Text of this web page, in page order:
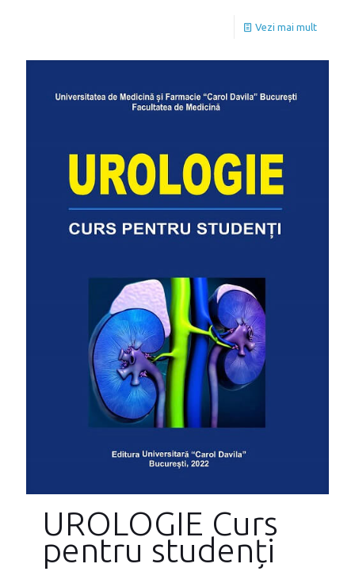
Vezi mai mult
UROLOGIE Curs
pentru studenți